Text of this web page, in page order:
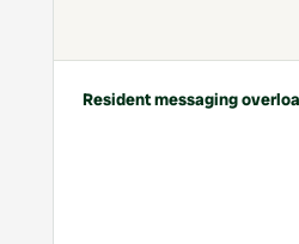
Resident messaging